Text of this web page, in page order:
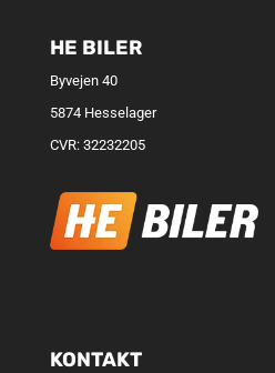
HE BILER
Byvejen 40
5874 Hesselager
CVR: 32232205
KONTAKT